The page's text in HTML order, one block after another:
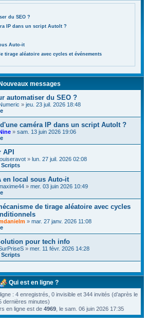
du SEO ?
IP dans un script AutoIt ?
Auto-it
tirage aléatoire avec cycles et événements
Nouveaux messages
automatiser du SEO ?
» jeu. 23 juil. 2026 18:48
caméra IP dans un script AutoIt ?
» sam. 13 juin 2026 19:06
API
» lun. 27 juil. 2026 02:08
Scripts
en local sous Auto-it
» mer. 03 juin 2026 10:49
de tirage aléatoire avec cycles
» mar. 27 janv. 2026 11:08
pour tech info
» mer. 11 févr. 2026 14:28
Scripts
Qui est en ligne ?
: 4 enregistrés, 0 invisible et 344 invités (d’après le
dernières minutes)
en ligne est de 4969 , le sam. 06 juin 2026 17:35